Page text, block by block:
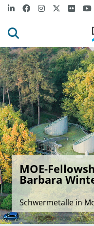
MOE-
Barbara
Schwermetalle in